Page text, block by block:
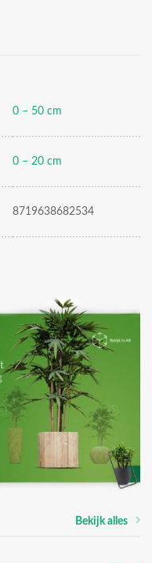
0 – 50 cm
0 – 20 cm
8719638682534
Bekijk alles